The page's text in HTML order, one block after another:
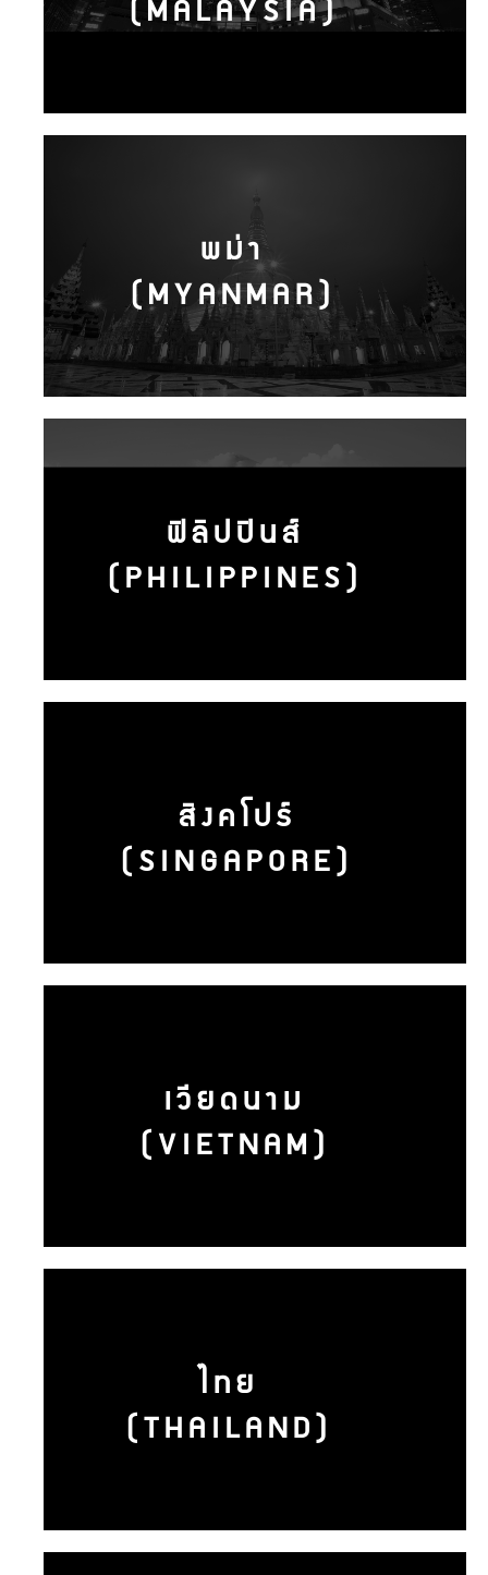
(MALAYSIA)
พม่า
(MYANMAR)
ฟิลิปปินส์
(PHILIPPINES)
สิงคโปร์
(SINGAPORE)
เวียดนาม
(VIETNAM)
ไทย
(THAILAND)